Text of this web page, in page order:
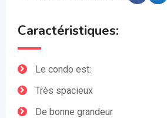
Caractéristiques:
Le condo est:
Très spacieux
De bonne grandeur